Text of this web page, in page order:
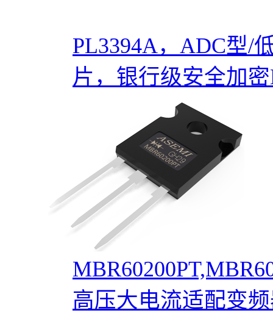
PL3394A，ADC型/
片，银行级安全加
高压大电流适配变